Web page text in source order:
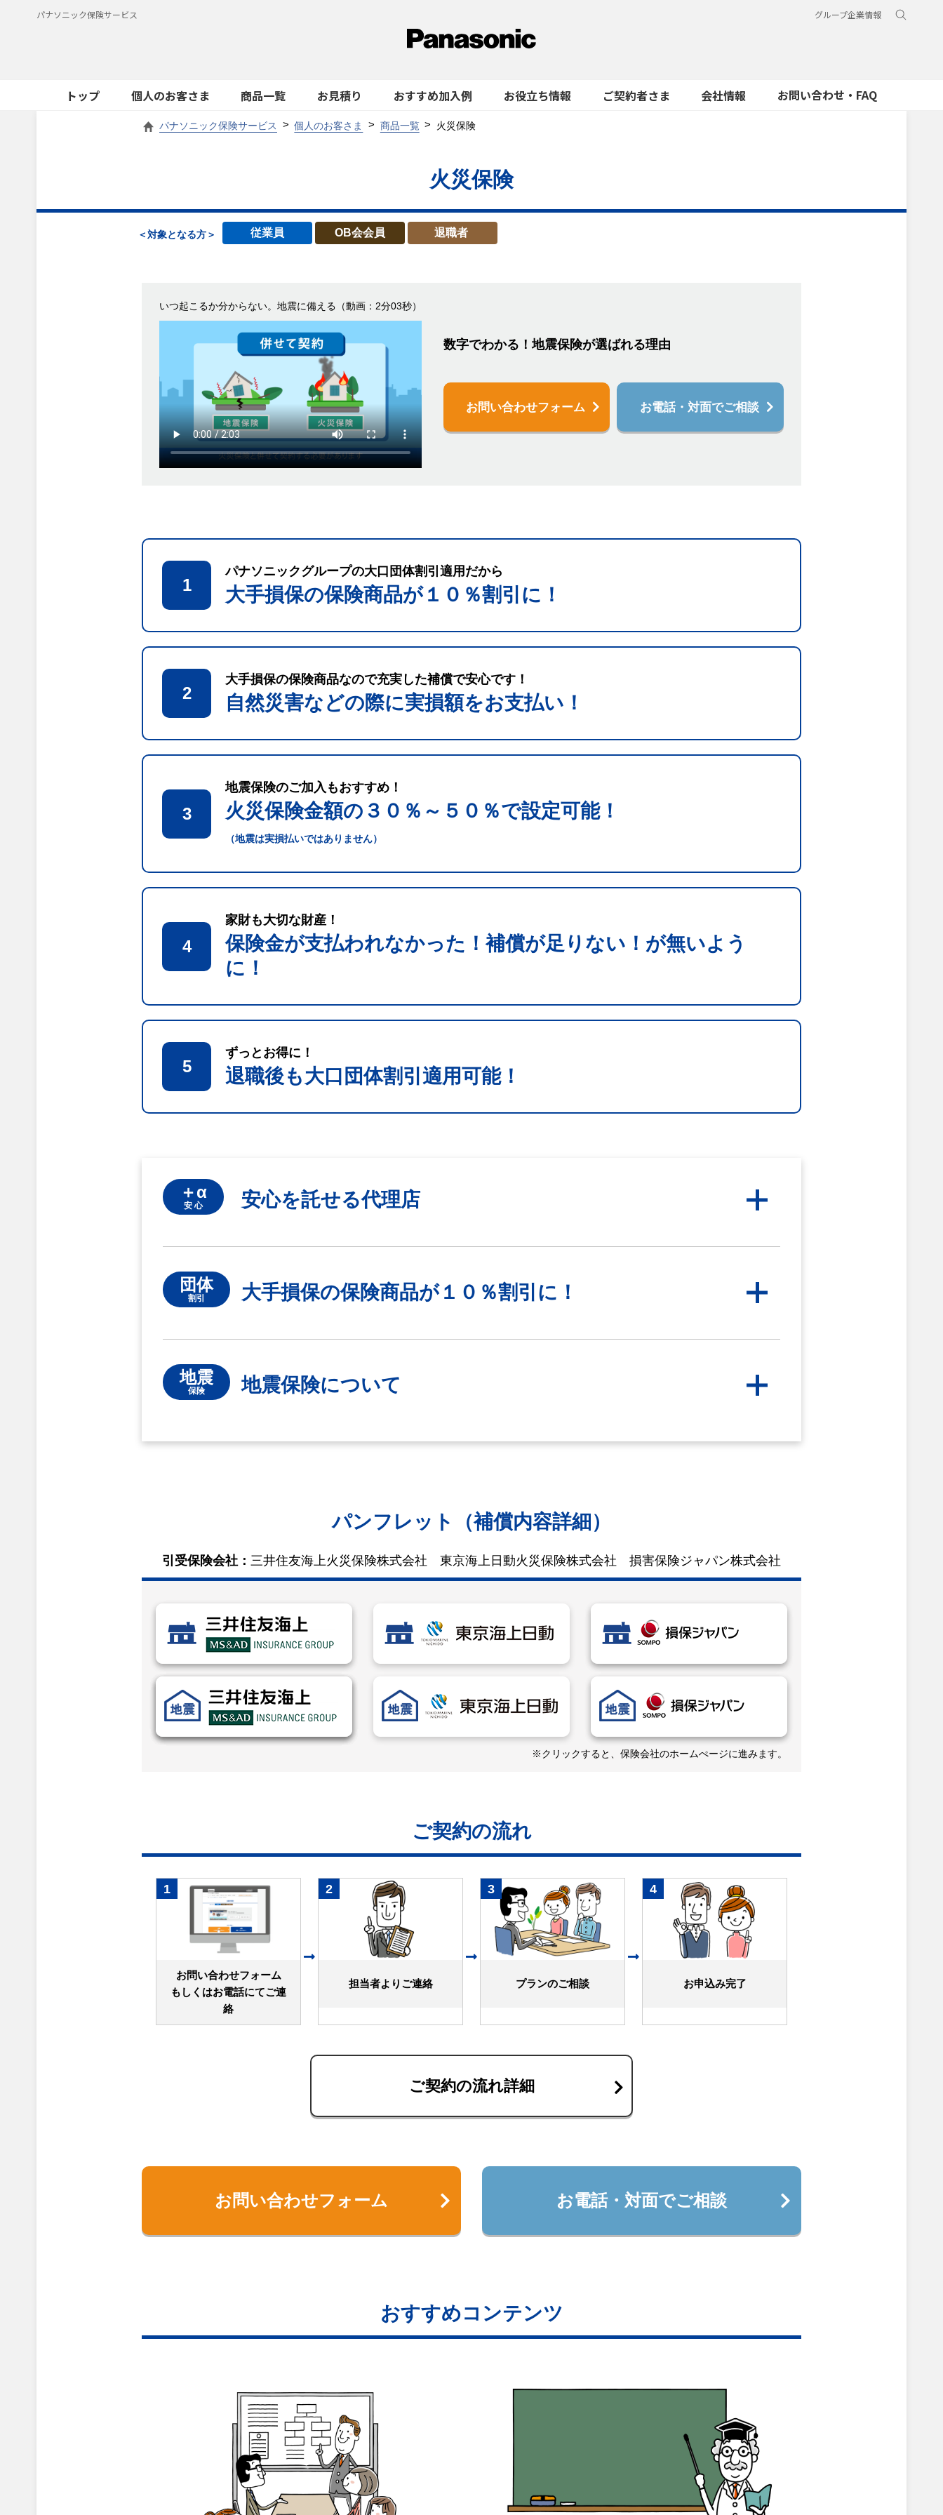
パナソニック保険サービス グループ企業情報
トップ 個人のお客さま 商品一覧 お見積り おすすめ加入例 お役立ち情報 ご契約者さま 会社情報 お問い合わせ・FAQ
パナソニック保険サービス 個人のお客さま 商品一覧 火災保険
火災保険
＜対象となる方＞ 従業員 OB会会員 退職者
いつ起こるか分からない。地震に備える （動画：2分03秒）
数字でわかる！地震保険が選ばれる理由
お問い合わせフォーム お電話・対面でご相談
1
パナソニックグループの大口団体割引適用だから
大手損保の保険商品が１０％割引に！
2
大手損保の保険商品なので充実した補償で安心です！
自然災害などの際に実損額をお支払い！
3
地震保険のご加入もおすすめ！
火災保険金額の３０％～５０％で設定可能！
（地震は実損払いではありません）
4
家財も大切な財産！
保険金が支払われなかった！補償が足りない！が無いよう
に！
5
ずっとお得に！
退職後も大口団体割引適用可能！
＋α
安 心 安心を託せる代理店
団体
割引 大手損保の保険商品が１０％割引に！
地震
保険 地震保険について
パンフレット（補償内容詳細）
引受保険会社： 三井住友海上火災保険株式会社 東京海上日動火災保険株式会社 損害保険ジャパン株式会社
※クリックすると、保険会社のホームぺージに進みます。
ご契約の流れ
1
お問い合わせフォーム
もしくはお電話にてご連
絡
2
担当者よりご連絡
3
プランのご相談
4
お申込み完了
ご契約の流れ詳細
お問い合わせフォーム お電話・対面でご相談
おすすめコンテンツ